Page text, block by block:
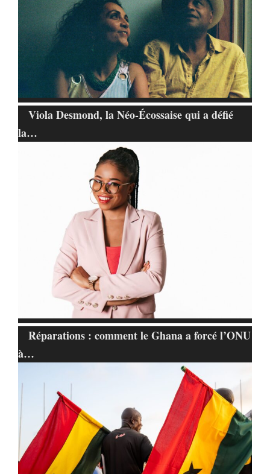
Viola Desmond, la Néo-Écossaise qui a défié
la…
Réparations : comment le Ghana a forcé l’ONU
à…